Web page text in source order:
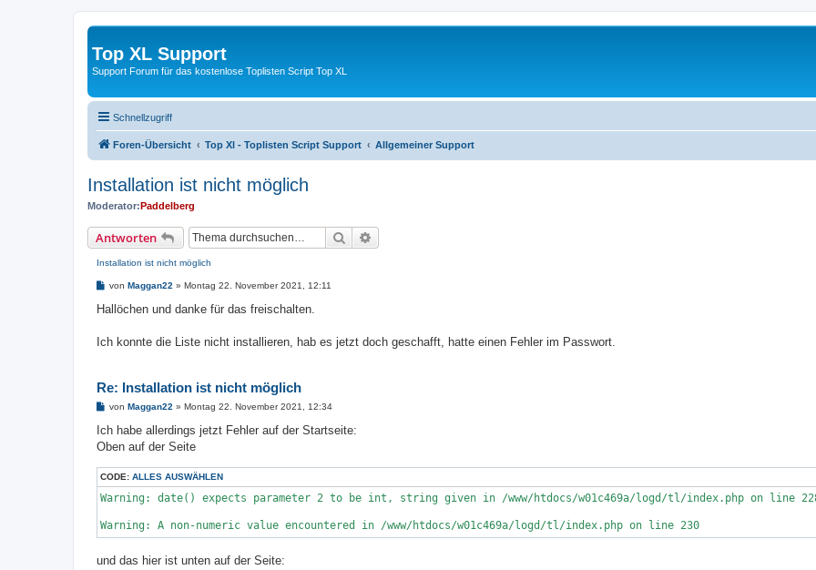
Top XL Support
Support Forum für das kostenlose Toplisten Script Top XL
Schnellzugriff
Foren-Übersicht Top Xl - Toplisten Script Support Allgemeiner Support
Installation ist nicht möglich
Moderator:Paddelberg
Antworten Suche
Installation ist nicht möglich
B
i
a
von Maggan22 » Montag 22. November 2021, 12:11
Hallöchen und danke für das freischalten.
Ich konnte die Liste nicht installieren, hab es jetzt doch geschafft, hatte einen Fehler im Passwort.
Re: Installation ist nicht möglich
B
r
g
von Maggan22 » Montag 22. November 2021, 12:34
Ich habe allerdings jetzt Fehler auf der Startseite:
Oben auf der Seite
CODE: ALLES AUSWÄHLEN
Warning: date() expects parameter 2 to be int, string given in /www/htdocs/w01c469a/logd/tl/index.php on line
Warning: A non-numeric value encountered in /www/htdocs/w01c469a/logd/tl/index.php on line 230
und das hier ist unten auf der Seite: